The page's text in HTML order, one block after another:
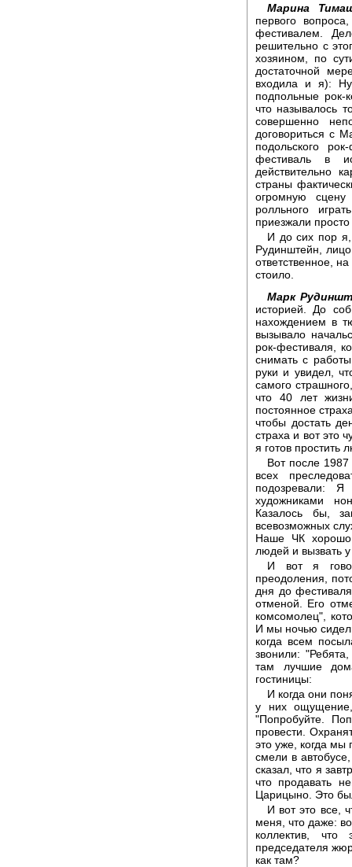
Марина
первого
фестивалем.
решительно с
хозяином, по
достаточной
входила и я):
подпольные рок-
что называлось
совершенно
договориться с
подольского
фестиваль в
действительно
страны
огромную
ролльного
приезжали
И до сих пор я,
Рудинштейн,
ответственное,
стоило.
Марк
историей. До
нахождением в
вызывало
рок-фестиваля,
снимать с
руки и увидел,
самого
что 40 лет
постоянное
чтобы достать
страха и вот это
я готов простить
Вот после
всех
подозревали:
художниками
Казалось бы,
всевозможных
Наше ЧК хорошо
людей и вызвать
И вот я
преодоления,
дня до
отменой. Его
комсомолец",
И мы ночью
когда всем
звонили:
там лучшие
гостиницы:
И когда они
у них
"Попробуйте.
провести.
это уже, когда мы
смели в
сказал, что я
что продавать
Царицыно. Это
И вот это все,
меня, что даже:
коллектив,
председателя
как там?